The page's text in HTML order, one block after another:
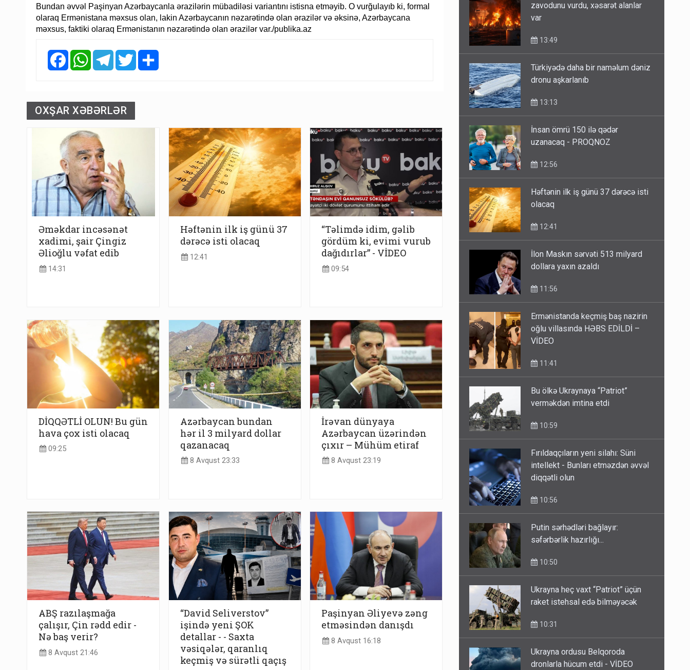
Bundan əvvəl Paşinyan Azərbaycanla ərazilərin mübadiləsi variantını istisna etməyib. O vurğulayıb ki, formal
olaraq Ermənistana məxsus olan, lakin Azərbaycanın nəzarətində olan ərazilər və əksinə, Azərbaycana
məxsus, faktiki olaraq Ermənistanın nəzarətində olan ərazilər var./publika.az
FacebookWhatsAppTelegramTwitter
OXŞAR XƏBƏRLƏR
Əməkdar incəsənət
xadimi, şair Çingiz
Əlioğlu vəfat edib
14:31
Həftənin ilk iş günü 37
dərəcə isti olacaq
12:41
“Təlimdə idim, gəlib
gördüm ki, evimi vurub
dağıdırlar” - VİDEO
09:54
DİQQƏTLİ OLUN! Bu gün
hava çox isti olacaq
09:25
Azərbaycan bundan
hər il 3 milyard dollar
qazanacaq
8 Avqust 23:33
İrəvan dünyaya
Azərbaycan üzərindən
çıxır – Mühüm etiraf
8 Avqust 23:19
ABŞ razılaşmağa
çalışır, Çin rədd edir -
Nə baş verir?
8 Avqust 21:46
“David Seliverstov”
işində yeni ŞOK
detallar - - Saxta
vəsiqələr, qaranlıq
keçmiş və sürətli qaçış
Paşinyan Əliyevə zəng
etməsindən danışdı
8 Avqust 16:18
zavodunu vurdu, xəsarət alanlar
var
13:49
Türkiyədə daha bir naməlum dəniz
dronu aşkarlanıb
13:13
İnsan ömrü 150 ilə qədər
uzanacaq - PROQNOZ
12:56
Həftənin ilk iş günü 37 dərəcə isti
olacaq
12:41
İlon Maskın sərvəti 513 milyard
dollara yaxın azaldı
11:56
Ermənistanda keçmiş baş nazirin
oğlu villasında HƏBS EDİLDİ –
VİDEO
11:41
Bu ölkə Ukraynaya “Patriot”
verməkdən imtina etdi
10:59
Fırıldaqçıların yeni silahı: Süni
intellekt - Bunları etməzdən əvvəl
diqqətli olun
10:56
Putin sərhədləri bağlayır:
səfərbərlik hazırlığı...
10:50
Ukrayna heç vaxt “Patriot” üçün
raket istehsal edə bilməyəcək
10:31
Ukrayna ordusu Belqoroda
dronlarla hücum etdi - VİDEO